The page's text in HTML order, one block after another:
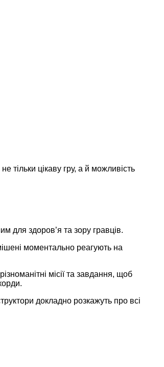
тільки цікаву гру, а й можливість
для здоров’я та зору гравців.
моментально реагують на
місії та завдання, щоб
докладно розкажуть про всі